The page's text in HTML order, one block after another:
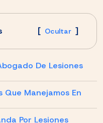
[ Ocultar ]
De Lesiones
Que Manejamos En
Por Lesiones